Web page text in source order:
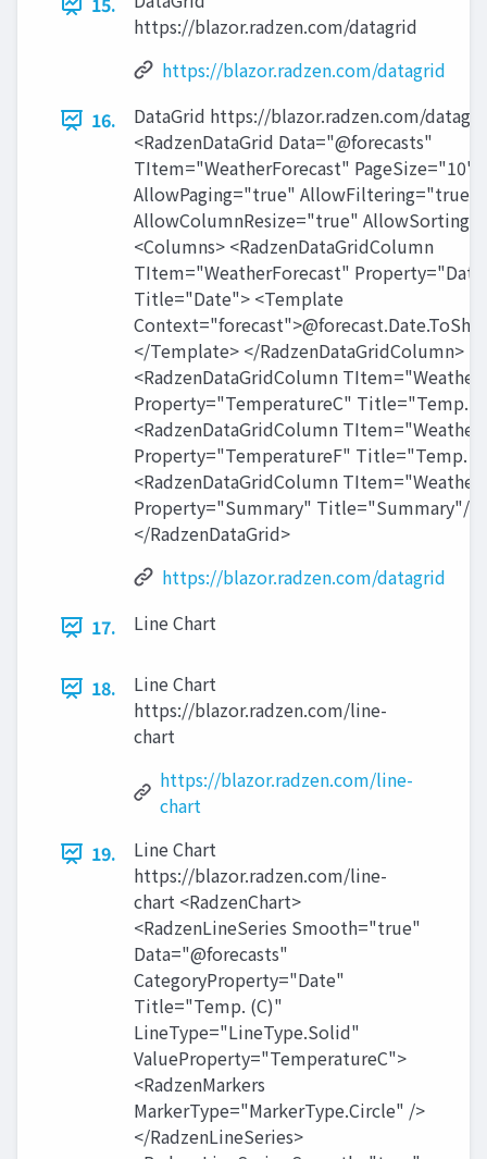
https://blazor.radzen.com/datagrid
https://blazor.radzen.com/datagrid
16.
DataGrid https://blazor.radzen.com/
<RadzenDataGrid Data="@forecasts"
TItem="WeatherForecast" PageSize="10"
AllowPaging="true" AllowFiltering="true"
AllowColumnResize="true"
<Columns> <RadzenDataGridColumn
TItem="WeatherForecast"
Title="Date"> <Template
</Template> </RadzenDataGridColumn>
<RadzenDataGridColumn
Property="TemperatureC" Title="Temp.
<RadzenDataGridColumn
Property="TemperatureF" Title="Temp.
<RadzenDataGridColumn
Property="Summary" Title="Summary"/>
</RadzenDataGrid>
https://blazor.radzen.com/datagrid
17.
Line Chart
18.
Line Chart
https://blazor.radzen.com/line-
chart
https://blazor.radzen.com/line-
chart
19.
Line Chart
https://blazor.radzen.com/line-
chart <RadzenChart>
<RadzenLineSeries Smooth="true"
Data="@forecasts"
CategoryProperty="Date"
Title="Temp. (C)"
LineType="LineType.Solid"
ValueProperty="TemperatureC">
<RadzenMarkers
MarkerType="MarkerType.Circle" />
</RadzenLineSeries>